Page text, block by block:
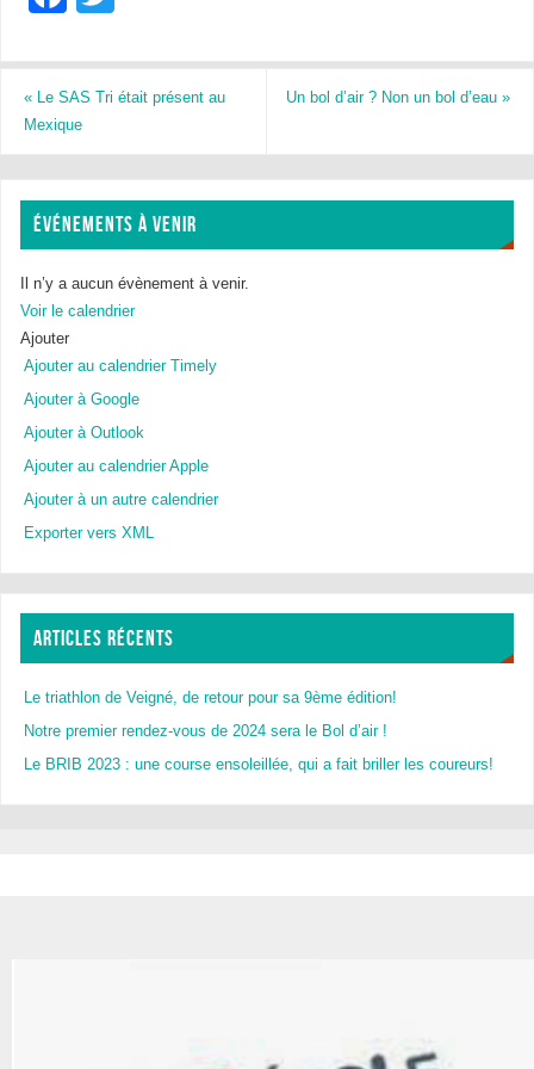
c
e
b
o
o
k
tt
er
«Le SAS Tri était présent au
Mexique
Un bol d’air ? Non un bol d’eau»
ÉVÉNEMENTS À VENIR
Il n’y a aucun évènement à venir.
Voir le calendrier
Ajouter
Ajouter au calendrier Timely
Ajouter à Google
Ajouter à Outlook
Ajouter au calendrier Apple
Ajouter à un autre calendrier
Exporter vers XML
ARTICLES RÉCENTS
Le triathlon de Veigné, de retour pour sa 9ème édition!
Notre premier rendez-vous de 2024 sera le Bol d’air !
Le BRIB 2023 : une course ensoleillée, qui a fait briller les coureurs!